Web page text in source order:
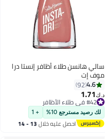
11
سالي هانسن طلاء أظافر إنستا درا
موف إت
4.6
92
د.ك‏1.71
#42 في طلاء الأظافر
#42 في طلاء الأظافر
لك رصيد مسترجع 10% + 1
احصل عليه خلال 13 - 14